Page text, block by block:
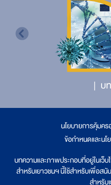
บ
นโยบายการคุ้มค
ข้อกำหนดและนโ
บทความและภาพประกอบที่อยู่ในเว็
สำหรับเยาวชนฯ นี้ใช้สำหรับเพื่อส
สำหรับ